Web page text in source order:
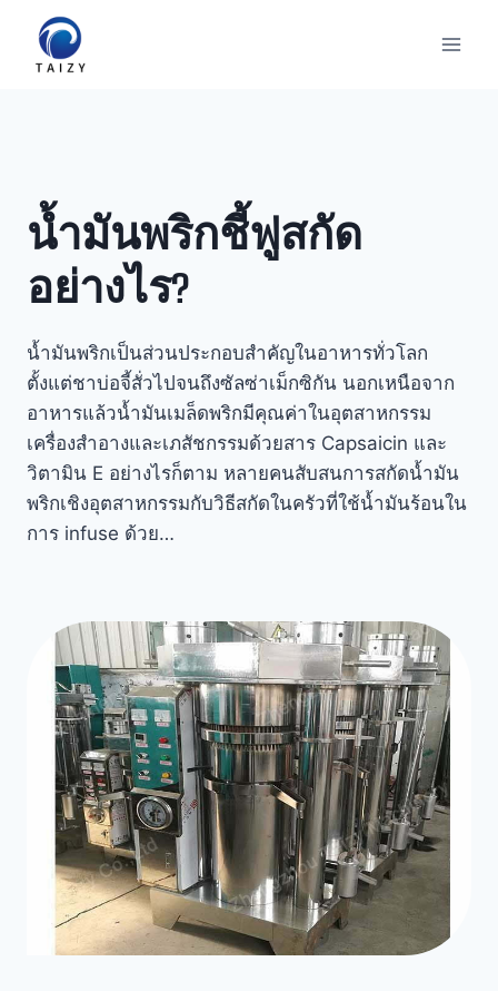
content
น้ำมันพริกชี้ฟูสกัด
อย่างไร?
น้ำมันพริกเป็นส่วนประกอบสำคัญในอาหารทั่วโลก
ตั้งแต่ชาบ่อจี้สั่วไปจนถึงซัลซ่าเม็กซิกัน นอกเหนือจาก
อาหารแล้วน้ำมันเมล็ดพริกมีคุณค่าในอุตสาหกรรม
เครื่องสำอางและเภสัชกรรมด้วยสาร Capsaicin และ
วิตามิน E อย่างไรก็ตาม หลายคนสับสนการสกัดน้ำมัน
พริกเชิงอุตสาหกรรมกับวิธีสกัดในครัวที่ใช้น้ำมันร้อนใน
การ infuse ด้วย…